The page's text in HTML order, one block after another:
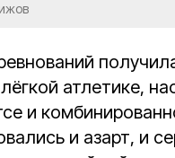
атлетике,
и
и азарт, и